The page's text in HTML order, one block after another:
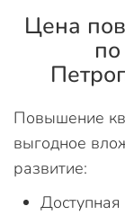
Цена
Повышение
выгодное
развитие:
Доступная